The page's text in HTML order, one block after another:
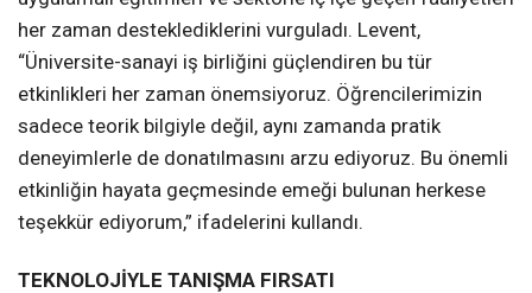
her zaman desteklediklerini vurguladı. Levent,
“Üniversite-sanayi iş birliğini güçlendiren bu tür
etkinlikleri her zaman önemsiyoruz. Öğrencilerimizin
sadece teorik bilgiyle değil, aynı zamanda pratik
deneyimlerle de donatılmasını arzu ediyoruz. Bu önemli
etkinliğin hayata geçmesinde emeği bulunan herkese
teşekkür ediyorum,” ifadelerini kullandı.
TEKNOLOJİYLE TANIŞMA FIRSATI